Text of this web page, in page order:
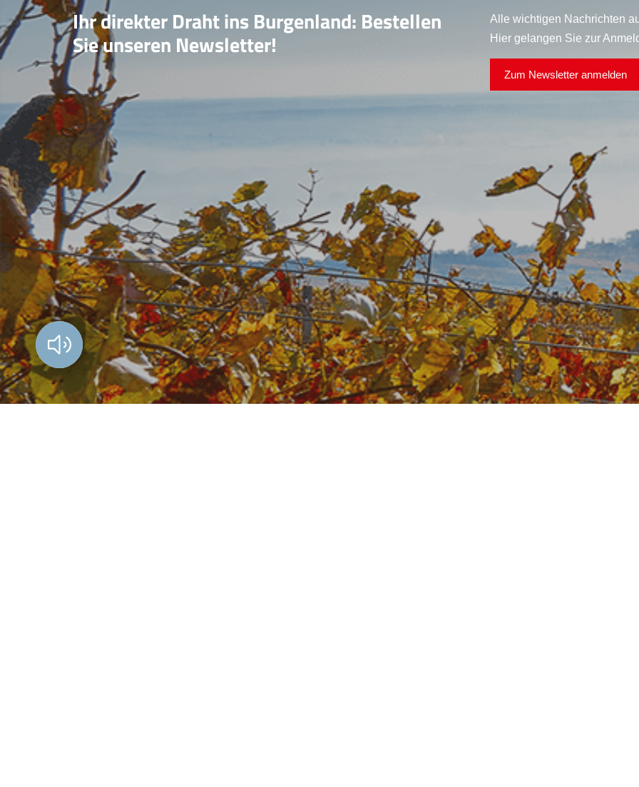
Vorlesen?
Ihr direkter Draht ins Burgenland: Bestellen
Sie unseren Newsletter!
Alle wichtigen Nachrichten
Hier gelangen Sie zur
Zum Newsletter anmelden